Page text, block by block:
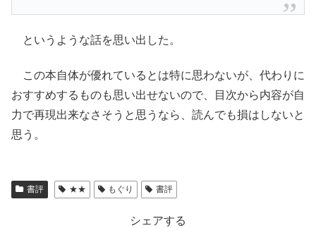
というような話を思い出した。
この本自体が優れているとは特に思わないが、代わりに
おすすめするものも思い出せないので、目次から内容が自
力で再現出来なさそうと思うなら、読んでも損はしないと
思う。
書評 ★★ もぐり 書評
シェアする